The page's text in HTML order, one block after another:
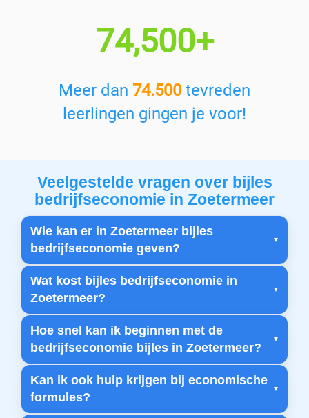
74,500+
Meer dan 74.500tevreden
leerlingen gingen je voor!
Veelgestelde vragen over bijles
bedrijfseconomie in Zoetermeer
Wie kan er in Zoetermeer bijles
bedrijfseconomie geven?
Wat kost bijles bedrijfseconomie in
Zoetermeer?
Hoe snel kan ik beginnen met de
bedrijfseconomie bijles in Zoetermeer?
Kan ik ook hulp krijgen bij economische
formules?